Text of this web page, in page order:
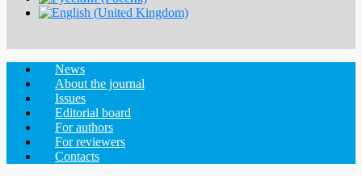
News
About the journal
Issues
Editorial board
For authors
For reviewers
Contacts